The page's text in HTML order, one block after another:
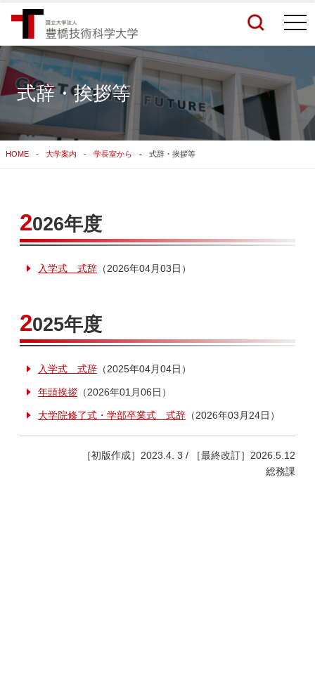
検索結果をもっと見る
式辞・挨拶等
HOME 大学案内 学長室から 式辞・挨拶等
2026年度
入学式 式辞 （2026年04月03日）
2025年度
入学式 式辞 （2025年04月04日）
年頭挨拶 （2026年01月06日）
大学院修了式・学部卒業式 式辞 （2026年03月24日）
［初版作成］2023.4. 3 / ［最終改訂］2026.5.12
総務課